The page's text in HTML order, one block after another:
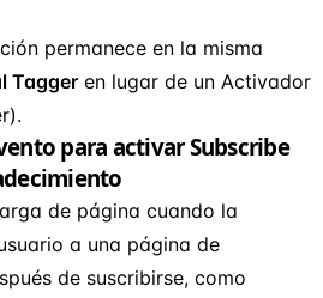
permanece en la misma
Tagger en lugar de un Activador
para activar Subscribe
de página cuando la
a una página de
de suscribirse, como